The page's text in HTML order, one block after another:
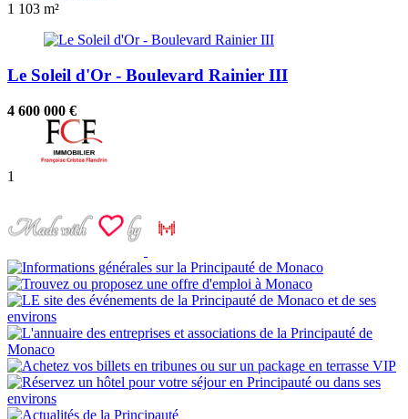
1 103 m²
Le Soleil d'Or - Boulevard Rainier III
4 600 000 €
1